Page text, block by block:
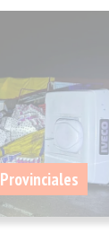
Provinciales